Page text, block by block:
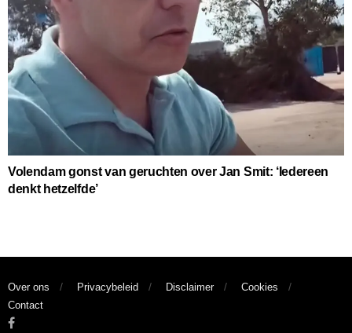
Volendam gonst van geruchten over Jan Smit: ‘Iedereen
denkt hetzelfde’
Over ons Privacybeleid Disclaimer
Cookies
Contact